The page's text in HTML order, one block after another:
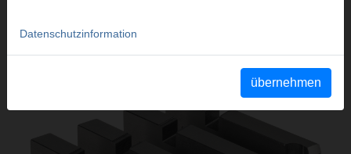
Katalogauszug REMS Schneidbacken
Datenschutzinformation
übernehmen